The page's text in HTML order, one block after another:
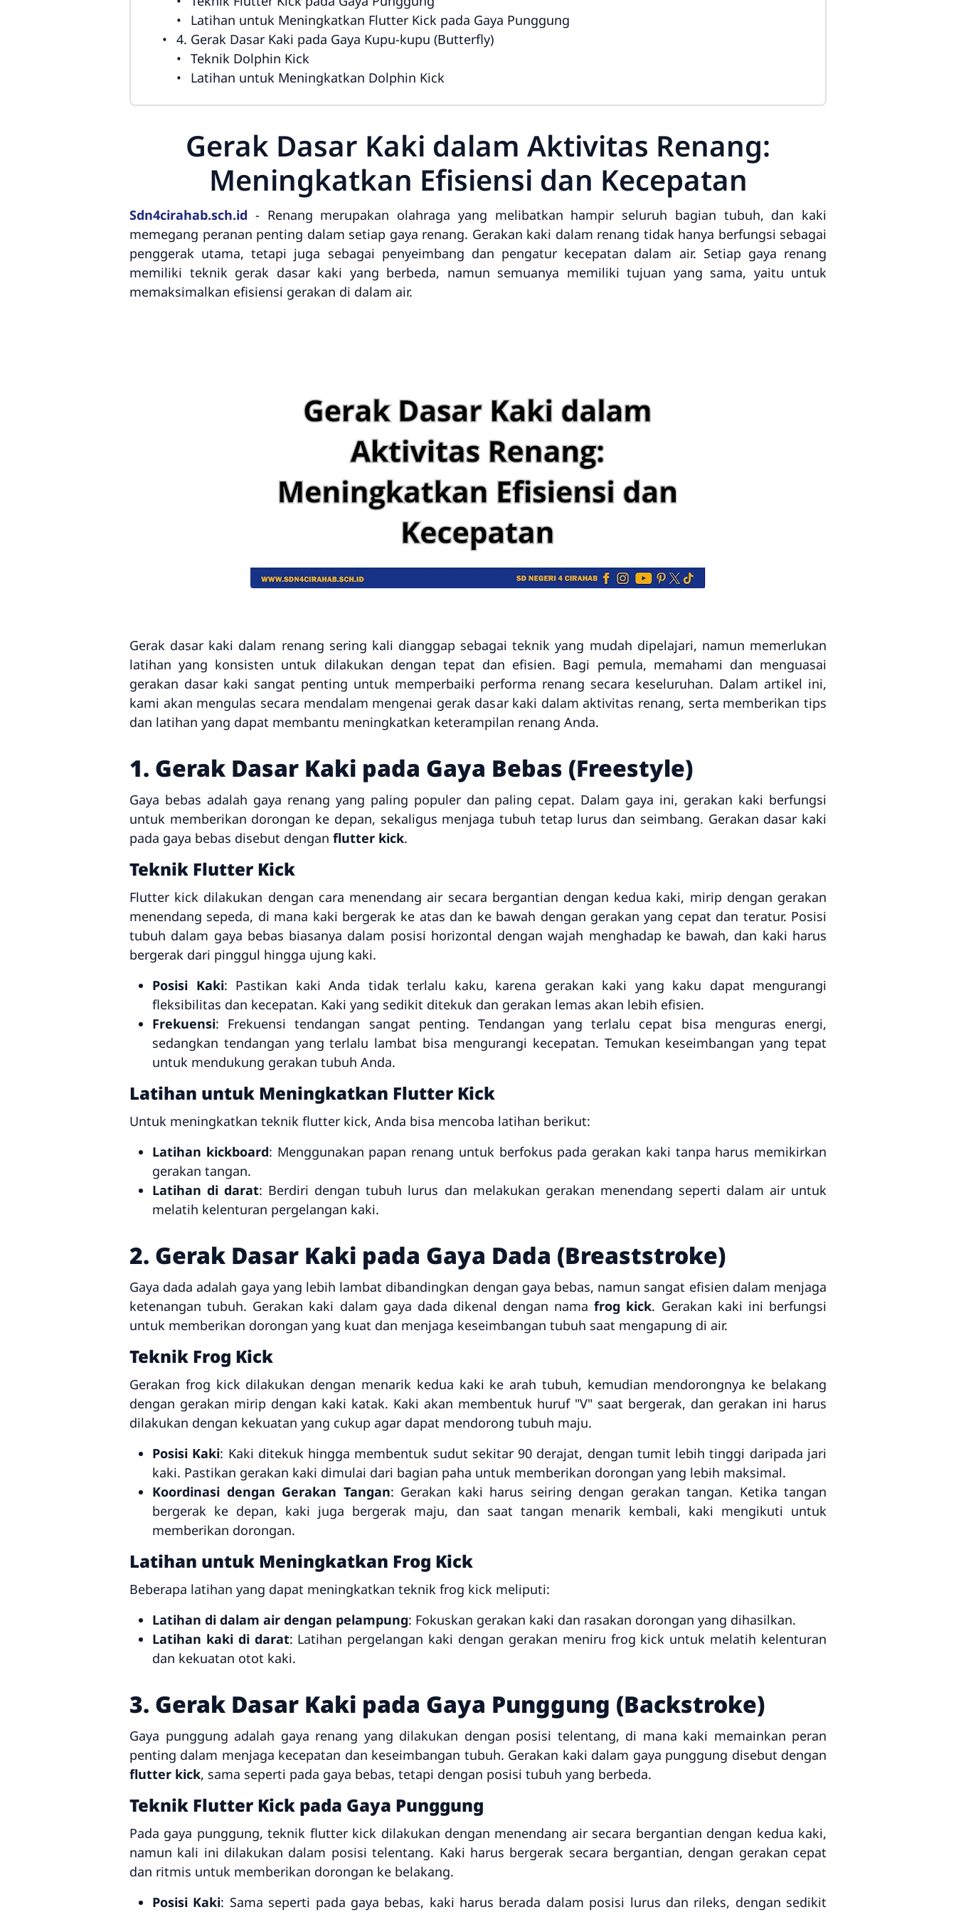
Latihan untuk Meningkatkan Flutter Kick pada Gaya Punggung
4. Gerak Dasar Kaki pada Gaya Kupu-kupu (Butterfly)
Teknik Dolphin Kick
Latihan untuk Meningkatkan Dolphin Kick
Gerak Dasar Kaki dalam Aktivitas Renang:
Meningkatkan Efisiensi dan Kecepatan
Sdn4cirahab.sch.id - Renang merupakan olahraga yang melibatkan hampir seluruh bagian tubuh, dan kaki
memegang peranan penting dalam setiap gaya renang. Gerakan kaki dalam renang tidak hanya berfungsi sebagai
penggerak utama, tetapi juga sebagai penyeimbang dan pengatur kecepatan dalam air. Setiap gaya renang
memiliki teknik gerak dasar kaki yang berbeda, namun semuanya memiliki tujuan yang sama, yaitu untuk
memaksimalkan efisiensi gerakan di dalam air.
Gerak dasar kaki dalam renang sering kali dianggap sebagai teknik yang mudah dipelajari, namun memerlukan
latihan yang konsisten untuk dilakukan dengan tepat dan efisien. Bagi pemula, memahami dan menguasai
gerakan dasar kaki sangat penting untuk memperbaiki performa renang secara keseluruhan. Dalam artikel ini,
kami akan mengulas secara mendalam mengenai gerak dasar kaki dalam aktivitas renang, serta memberikan tips
dan latihan yang dapat membantu meningkatkan keterampilan renang Anda.
1. Gerak Dasar Kaki pada Gaya Bebas (Freestyle)
Gaya bebas adalah gaya renang yang paling populer dan paling cepat. Dalam gaya ini, gerakan kaki berfungsi
untuk memberikan dorongan ke depan, sekaligus menjaga tubuh tetap lurus dan seimbang. Gerakan dasar kaki
pada gaya bebas disebut dengan flutter kick.
Teknik Flutter Kick
Flutter kick dilakukan dengan cara menendang air secara bergantian dengan kedua kaki, mirip dengan gerakan
menendang sepeda, di mana kaki bergerak ke atas dan ke bawah dengan gerakan yang cepat dan teratur. Posisi
tubuh dalam gaya bebas biasanya dalam posisi horizontal dengan wajah menghadap ke bawah, dan kaki harus
bergerak dari pinggul hingga ujung kaki.
Posisi Kaki: Pastikan kaki Anda tidak terlalu kaku, karena gerakan kaki yang kaku dapat mengurangi
fleksibilitas dan kecepatan. Kaki yang sedikit ditekuk dan gerakan lemas akan lebih efisien.
Frekuensi: Frekuensi tendangan sangat penting. Tendangan yang terlalu cepat bisa menguras energi,
sedangkan tendangan yang terlalu lambat bisa mengurangi kecepatan. Temukan keseimbangan yang tepat
untuk mendukung gerakan tubuh Anda.
Latihan untuk Meningkatkan Flutter Kick
Untuk meningkatkan teknik flutter kick, Anda bisa mencoba latihan berikut:
Latihan kickboard: Menggunakan papan renang untuk berfokus pada gerakan kaki tanpa harus memikirkan
gerakan tangan.
Latihan di darat: Berdiri dengan tubuh lurus dan melakukan gerakan menendang seperti dalam air untuk
melatih kelenturan pergelangan kaki.
2. Gerak Dasar Kaki pada Gaya Dada (Breaststroke)
Gaya dada adalah gaya yang lebih lambat dibandingkan dengan gaya bebas, namun sangat efisien dalam menjaga
ketenangan tubuh. Gerakan kaki dalam gaya dada dikenal dengan namafrog kick. Gerakan kaki ini berfungsi
untuk memberikan dorongan yang kuat dan menjaga keseimbangan tubuh saat mengapung di air.
Teknik Frog Kick
Gerakan frog kick dilakukan dengan menarik kedua kaki ke arah tubuh, kemudian mendorongnya ke belakang
dengan gerakan mirip dengan kaki katak. Kaki akan membentuk huruf "V" saat bergerak, dan gerakan ini harus
dilakukan dengan kekuatan yang cukup agar dapat mendorong tubuh maju.
Posisi Kaki: Kaki ditekuk hingga membentuk sudut sekitar 90 derajat, dengan tumit lebih tinggi daripada jari
kaki. Pastikan gerakan kaki dimulai dari bagian paha untuk memberikan dorongan yang lebih maksimal.
Koordinasi dengan Gerakan Tangan: Gerakan kaki harus seiring dengan gerakan tangan. Ketika tangan
bergerak ke depan, kaki juga bergerak maju, dan saat tangan menarik kembali, kaki mengikuti untuk
memberikan dorongan.
Latihan untuk Meningkatkan Frog Kick
Beberapa latihan yang dapat meningkatkan teknik frog kick meliputi:
Latihan di dalam air dengan pelampung: Fokuskan gerakan kaki dan rasakan dorongan yang dihasilkan.
Latihan kaki di darat: Latihan pergelangan kaki dengan gerakan meniru frog kick untuk melatih kelenturan
dan kekuatan otot kaki.
3. Gerak Dasar Kaki pada Gaya Punggung (Backstroke)
Gaya punggung adalah gaya renang yang dilakukan dengan posisi telentang, di mana kaki memainkan peran
penting dalam menjaga kecepatan dan keseimbangan tubuh. Gerakan kaki dalam gaya punggung disebut dengan
flutter kick, sama seperti pada gaya bebas, tetapi dengan posisi tubuh yang berbeda.
Teknik Flutter Kick pada Gaya Punggung
Pada gaya punggung, teknik flutter kick dilakukan dengan menendang air secara bergantian dengan kedua kaki,
namun kali ini dilakukan dalam posisi telentang. Kaki harus bergerak secara bergantian, dengan gerakan cepat
dan ritmis untuk memberikan dorongan ke belakang.
Posisi Kaki: Sama seperti pada gaya bebas, kaki harus berada dalam posisi lurus dan rileks, dengan sedikit